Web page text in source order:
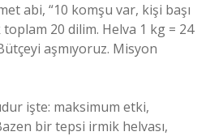
abi, “10 komşu var, kişi başı
20 dilim. Helva 1 kg = 24
aşmıyoruz. Misyon
işte: maksimum etki,
bir tepsi irmik helvası,